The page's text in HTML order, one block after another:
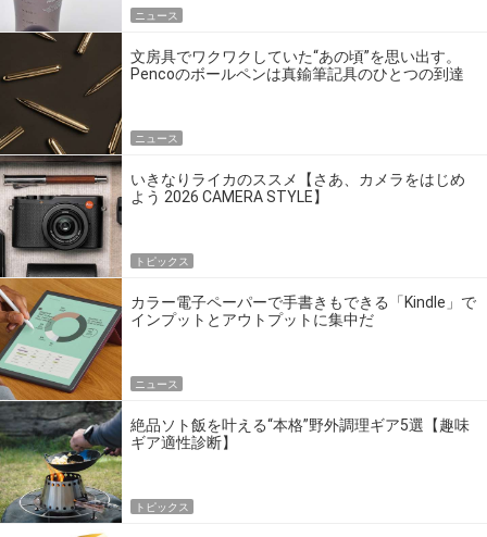
ニュース
文房具でワクワクしていた“あの頃”を思い出す。
Pencoのボールペンは真鍮筆記具のひとつの到達
ニュース
いきなりライカのススメ【さあ、カメラをはじめ
よう 2026 CAMERA STYLE】
トピックス
カラー電子ペーパーで手書きもできる「Kindle」で
インプットとアウトプットに集中だ
ニュース
絶品ソト飯を叶える“本格”野外調理ギア5選【趣味
ギア適性診断】
トピックス